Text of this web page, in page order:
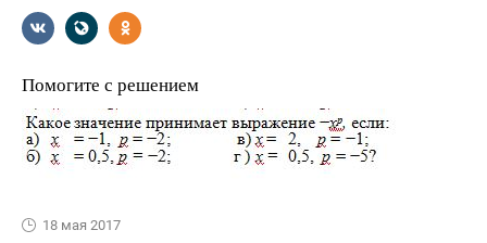
Помогите с решением
18 мая 2017